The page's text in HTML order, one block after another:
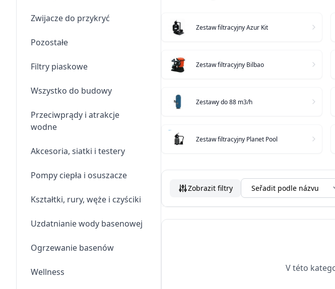
Zwijacze do przykryć
Pozostałe
Filtry piaskowe
Wszystko do budowy
Przeciwprądy i atrakcje
wodne
Akcesoria, siatki i testery
Pompy ciepła i osuszacze
Kształtki, rury, węże i czyściki
Uzdatnianie wody basenowej
Ogrzewanie basenów
Wellness
Zestaw filtracyjny Azur Kit
Zestaw filtracyjny Bilbao
Zestawy do 88 m3/h
Zestaw filtracyjny Planet Pool
Zobrazit filtry
V této